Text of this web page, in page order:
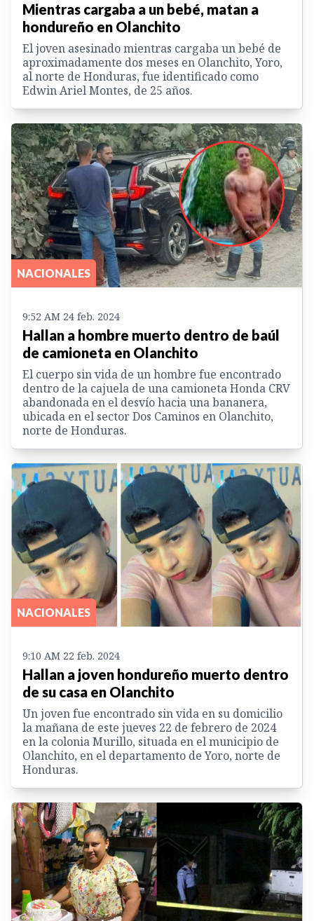
Mientras cargaba a un bebé, matan a
hondureño en Olanchito
El joven asesinado mientras cargaba un bebé de
aproximadamente dos meses en Olanchito, Yoro,
al norte de Honduras, fue identificado como
Edwin Ariel Montes, de 25 años.
NACIONALES
9:52 AM 24 feb. 2024
Hallan a hombre muerto dentro de baúl
de camioneta en Olanchito
El cuerpo sin vida de un hombre fue encontrado
dentro de la cajuela de una camioneta Honda CRV
abandonada en el desvío hacia una bananera,
ubicada en el sector Dos Caminos en Olanchito,
norte de Honduras.
NACIONALES
9:10 AM 22 feb. 2024
Hallan a joven hondureño muerto dentro
de su casa en Olanchito
Un joven fue encontrado sin vida en su domicilio
la mañana de este jueves 22 de febrero de 2024
en la colonia Murillo, situada en el municipio de
Olanchito, en el departamento de Yoro, norte de
Honduras.